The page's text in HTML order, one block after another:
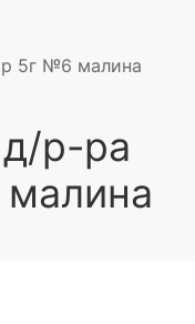
5г №6 малина
р-ра